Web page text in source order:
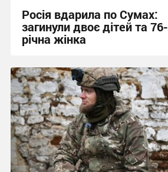
Росія вдарила по Сумах:
загинули двоє дітей та 76-
річна жінка
21:12 вчора